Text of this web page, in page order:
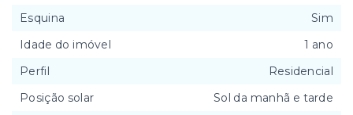
Esquina
Sim
Idade do imóvel
1 ano
Perfil
Residencial
Posição solar
Sol da manhã e tarde